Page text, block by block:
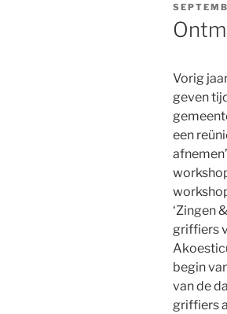
OP
Vorig
geven
een
‘Zingen
griffiers
begin
van de
griffiers